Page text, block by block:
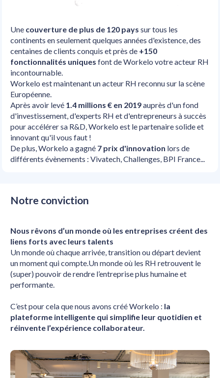
Une couverture de plus de 120 pays sur tous les
continents en seulement quelques années d'existence, des
centaines de clients conquis et près de +150
fonctionnalités uniques font de Workelo votre acteur RH
incontournable.
Workelo est maintenant un acteur RH reconnu sur la scène
Européenne.
Après avoir levé 1.4 millions € en 2019 auprès d'un fond
d'investissement, d'experts RH et d'entrepreneurs à succès
pour accélérer sa R&D, Workelo est le partenaire solide et
innovant qu'il vous faut !
De plus, Workelo a gagné 7 prix d'innovation lors de
différents évènements : Vivatech, Challenges, BPI France...
Notre conviction
Nous rêvons d’un monde où les entreprises créent des
liens forts avec leurs talents
Un monde où chaque arrivée, transition ou départ devient
un moment qui compte.Un monde où les RH retrouvent le
(super) pouvoir de rendre l’entreprise plus humaine et
performante.
C’est pour cela que nous avons créé Workelo : la
plateforme intelligente qui simplifie leur quotidien et
réinvente l’expérience collaborateur.